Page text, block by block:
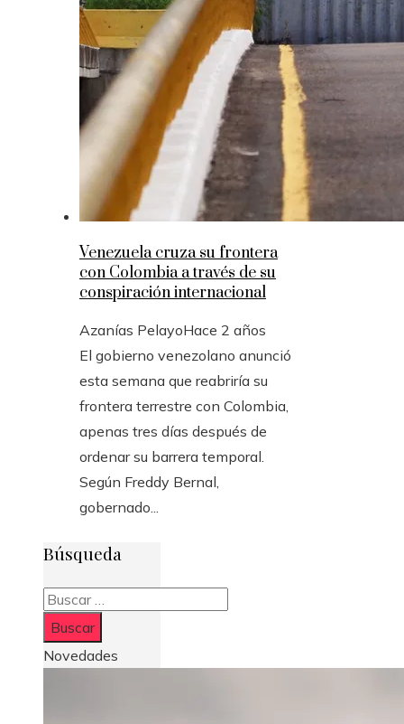
Venezuela cruza su frontera
con Colombia a través de su
conspiración internacional
Azanías PelayoHace 2 años
El gobierno venezolano anunció
esta semana que reabriría su
frontera terrestre con Colombia,
apenas tres días después de
ordenar su barrera temporal.
Según Freddy Bernal,
gobernado...
Búsqueda
Buscar:
Novedades